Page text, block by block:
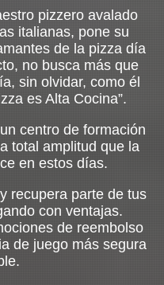
pizzero avalado
italianas, pone su
de la pizza día
no busca más que
sin olvidar, como él
es Alta Cocina”.
centro de formación
total amplitud que la
en estos días.
recupera parte de tus
con ventajas.
de reembolso
de juego más segura